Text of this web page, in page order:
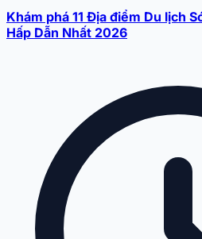
Khám phá 11 Địa điểm Du lịch
Hấp Dẫn Nhất 2026